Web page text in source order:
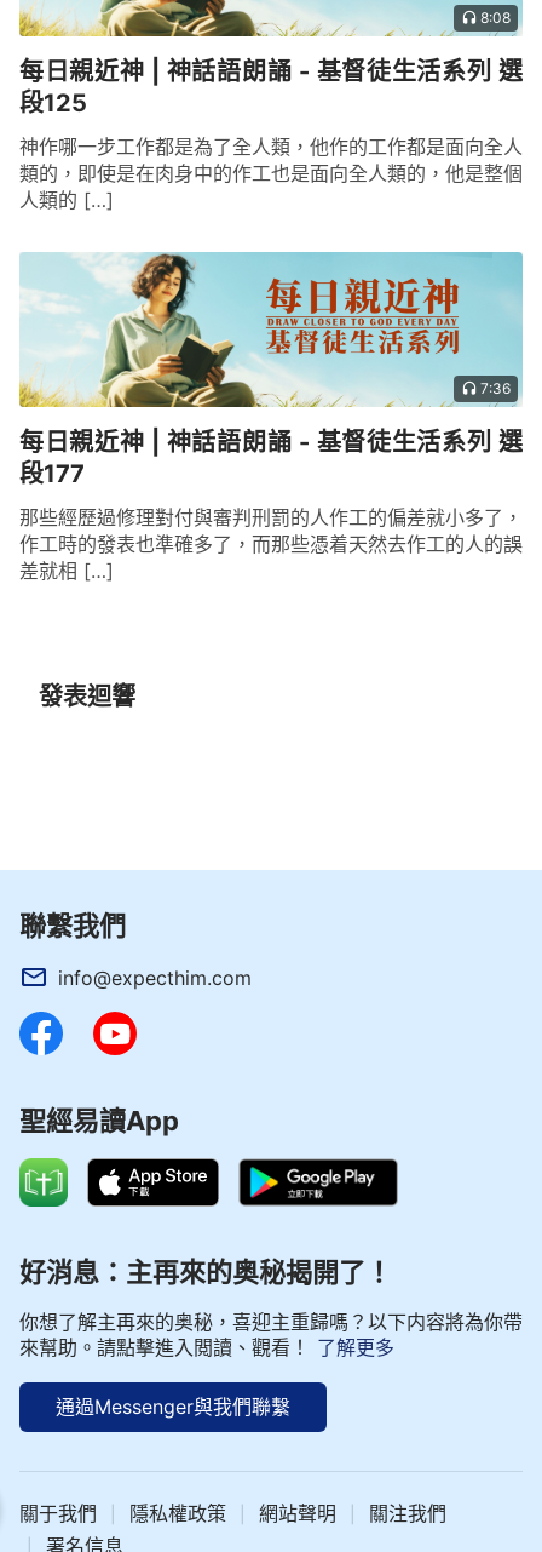
神話語朗誦 - 基督徒生活系列 選段581
8:08
每日親近神 | 神話語朗誦 - 基督徒生活系列 選
段125
神作哪一步工作都是為了全人類，他作的工作都是面向全人
類的，即使是在肉身中的作工也是面向全人類的，他是整個
人類的 […]
7:36
每日親近神 | 神話語朗誦 - 基督徒生活系列 選
段177
那些經歷過修理對付與審判刑罰的人作工的偏差就小多了，
作工時的發表也準確多了，而那些憑着天然去作工的人的誤
差就相 […]
發表迴響
聯繫我們
info@expecthim.com
聖經易讀App
好消息：主再來的奥秘揭開了！
你想了解主再來的奥秘，喜迎主重歸嗎？以下内容將為你帶
來幫助。請點擊進入閲讀、觀看！
了解更多
通過Messenger與我們聯繫
關于我們 隱私權政策 網站聲明 關注我們
署名信息